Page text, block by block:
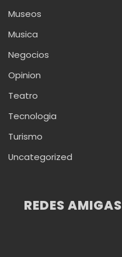
Museos
Musica
Negocios
Opinion
Teatro
Tecnologia
Turismo
Uncategorized
REDES AMIGAS